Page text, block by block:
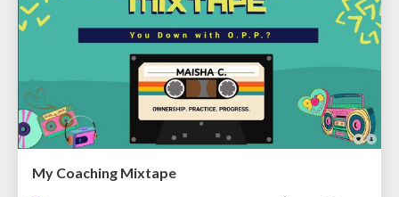
My Coaching Mixtape